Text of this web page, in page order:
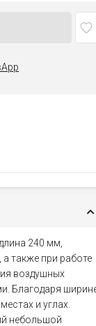
240 мм,
также при работе
воздушных
Благодаря
и углах.
небольшой